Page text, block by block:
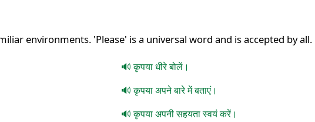
environments. 'Please' is a universal word and is accepted by all.
कृपया धीरे बोलें।
कृपया अपने बारे में बताएं।
कृपया अपनी सहयता स्वयं करें।